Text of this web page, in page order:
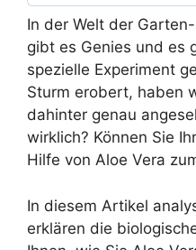
In der Welt der
gibt es Genies und es
spezielle Experiment
Sturm erobert, haben
dahinter genau
wirklich? Können Sie
Hilfe von Aloe Vera
In diesem Artikel
erklären die